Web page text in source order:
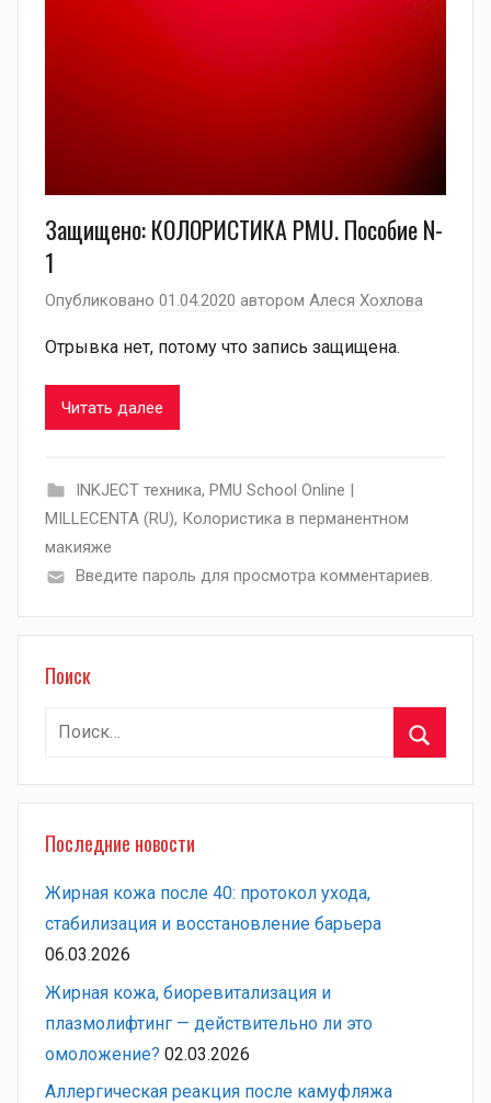
Защищено: КОЛОРИСТИКА PMU. Пособие N-
1
Опубликовано 01.04.2020 автором Алеся Хохлова
Отрывка нет, потому что запись защищена.
Читать далее
INKJECT техника, PMU School Online |
MILLECENTA (RU), Колористика в перманентном
макияже
Введите пароль для просмотра комментариев.
Поиск
Найти:
Последние новости
Жирная кожа после 40: протокол ухода,
стабилизация и восстановление барьера
06.03.2026
Жирная кожа, биоревитализация и
плазмолифтинг — действительно ли это
омоложение? 02.03.2026
Аллергическая реакция после камуфляжа